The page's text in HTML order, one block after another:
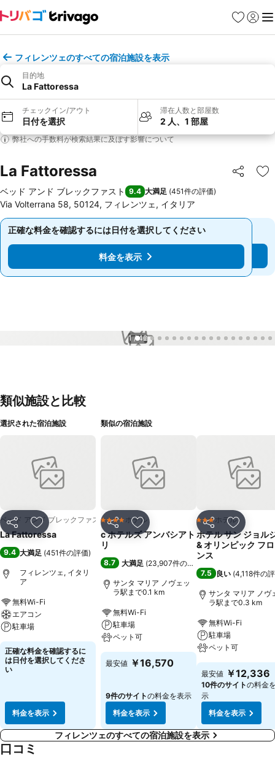
お気に入り
ログイ
メ
フィレンツェのすべての宿泊施設を表示
目的地
La Fattoressa
チェックイン/アウト
日付を選択
滞在人数と部屋数
2 人、1 部屋
弊社への手数料が検索結果に及ぼす影響について
La Fattoressa シェア お
ベッド アンド ブレックファスト 9.4 大満足 (451件の評価)
Via Volterrana 58, 50124, フィレンツェ, イタリア
正確な料金を確認するには日付を選択してください
料金を表示
正確な料金を確認するには日付を選択してください
料金を表示
1 / 42
類似施設と比較
選択された宿泊施設
シェア お気に入りに追加
ベッド アンド ブレックファスト
La Fattoressa
9.4 大満足 (451件の評価)
フィレンツェ, イタリ
ア
無料Wi-Fi
エアコン
駐車場
正確な料金を確認するに
は日付を選択してくださ
い
料金を表示
類似の宿泊施設
シェア お気に入りに追加
4 ホテルのランク
ホテル
c ホテルズ アンバシアト
リ
8.7 大満足 (23,907件の評価
サンタ マリア ノヴェッ
ラ駅まで0.1 km
無料Wi-Fi
駐車場
ペット可
最安値 ￥16,570
9件のサイトの料金を表示
料金を表示
シェア お気に入
3 ホテルのランク
ホテル
ホテル サン ジョル
& オリンピック フ
ンス
7.5 良い (4,118件の
サンタ マリア ノヴ
ラ駅まで0.3 km
無料Wi-Fi
駐車場
ペット可
最安値 ￥12,336
10件のサイトの料金
示
料金を表示
フィレンツェのすべての宿泊施設を表示
口コミ